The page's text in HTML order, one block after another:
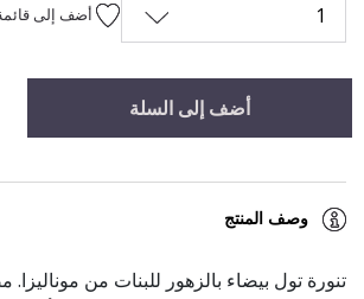
1 أضف إلى
أضف إلى السلة
وصف المنتج
تنورة تول بيضاء بالزهور للبنات من موناليزا.